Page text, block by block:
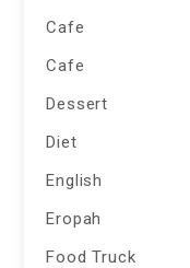
Cafe
Cafe
Dessert
Diet
English
Eropah
Food Truck